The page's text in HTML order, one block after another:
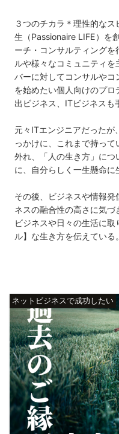
３つのチカラ＊理性的な
生（Passionaire LIFE）を
ーチ・コンサルティング
ルや様々なコミュニティ
バーに対してコンサルやコ
を始めたい個人向けのプ
出ビジネス、ITビジネスも
元々ITエンジニアだったが
っかけに、これまで持っ
外れ、「人の生き方」に
に、自分らしく一生懸命に
その後、ビジネスや情報
ネスの融合性の高さに気
ビジネスや日々の生活に
ル】な生き方を伝えている。
ネットビジネスで成功したい